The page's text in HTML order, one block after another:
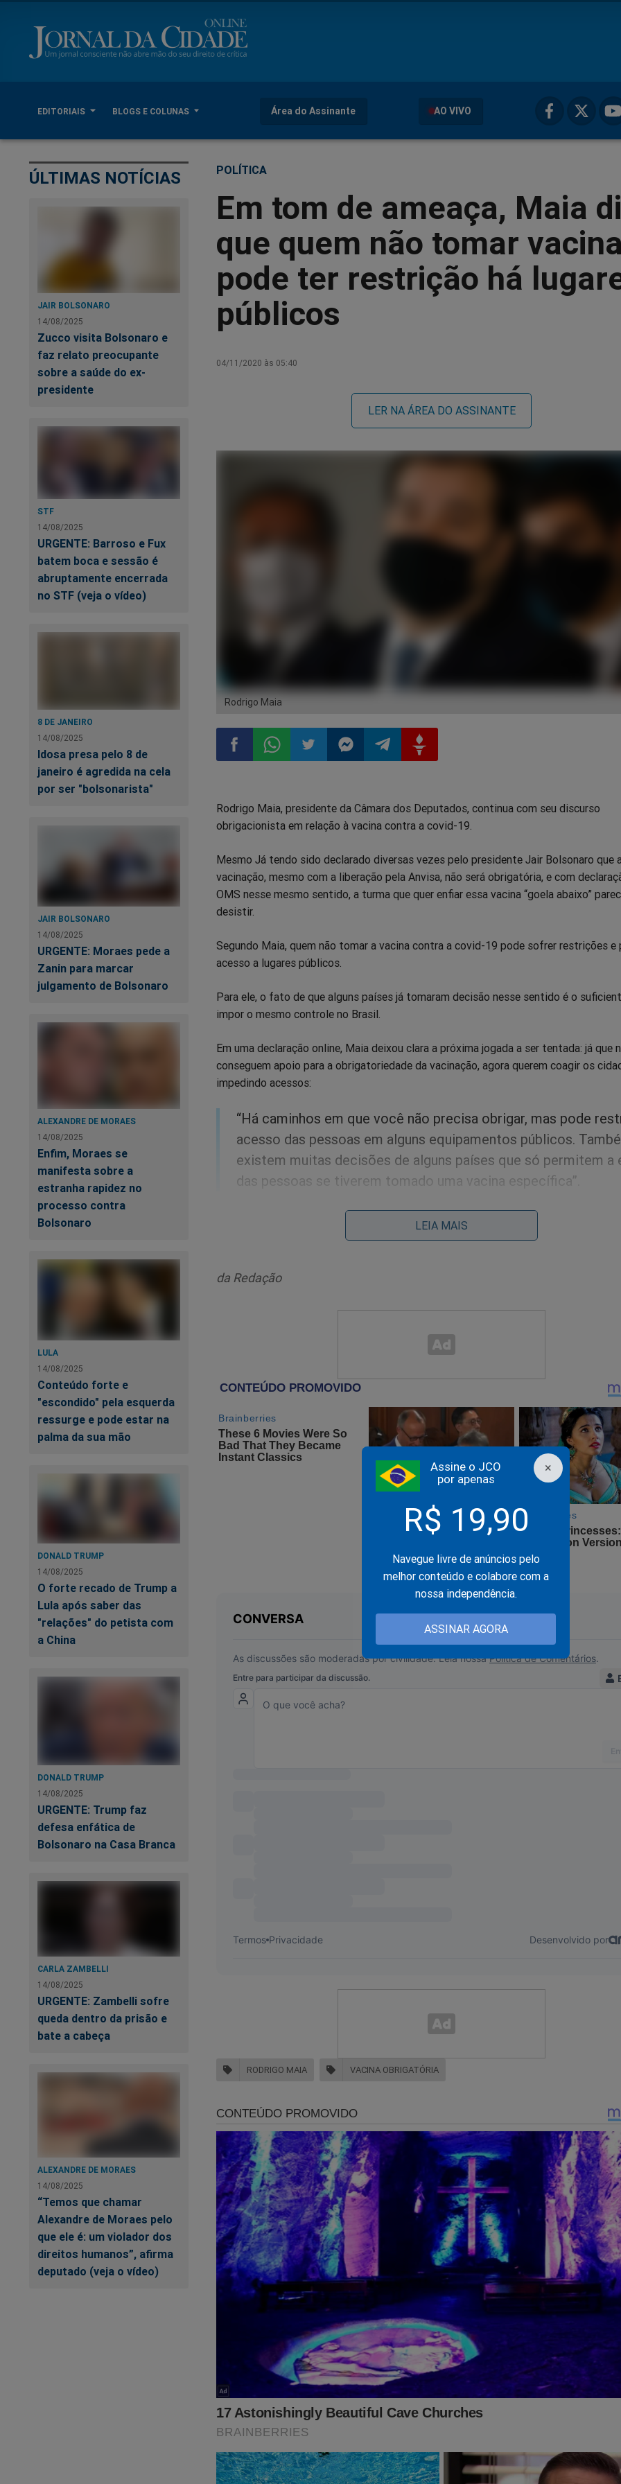
EDITORIAIS BLOGS E COLUNAS Área do Assinante AO VIVO
×
Assine o JCO
por apenas
R$ 19,90
Navegue livre de anúncios pelo
melhor conteúdo e colabore com a
nossa independência.
ASSINAR AGORA
ÚLTIMAS NOTÍCIAS
JAIR BOLSONARO
14/08/2025
Zucco visita Bolsonaro e
faz relato preocupante
sobre a saúde do ex-
presidente
STF
14/08/2025
URGENTE: Barroso e Fux
batem boca e sessão é
abruptamente encerrada
no STF (veja o vídeo)
8 DE JANEIRO
14/08/2025
Idosa presa pelo 8 de
janeiro é agredida na cela
por ser "bolsonarista"
JAIR BOLSONARO
14/08/2025
URGENTE: Moraes pede a
Zanin para marcar
julgamento de Bolsonaro
ALEXANDRE DE MORAES
14/08/2025
Enfim, Moraes se
manifesta sobre a
estranha rapidez no
processo contra
Bolsonaro
LULA
14/08/2025
Conteúdo forte e
"escondido" pela esquerda
ressurge e pode estar na
palma da sua mão
DONALD TRUMP
14/08/2025
O forte recado de Trump a
Lula após saber das
"relações" do petista com
a China
DONALD TRUMP
14/08/2025
URGENTE: Trump faz
defesa enfática de
Bolsonaro na Casa Branca
CARLA ZAMBELLI
14/08/2025
URGENTE: Zambelli sofre
queda dentro da prisão e
bate a cabeça
ALEXANDRE DE MORAES
14/08/2025
“Temos que chamar
Alexandre de Moraes pelo
que ele é: um violador dos
direitos humanos”, afirma
deputado (veja o vídeo)
POLÍTICA
Em tom de ameaça, Maia
que quem não tomar
pode ter restrição há
públicos
04/11/2020 às 05:40
LER NA ÁREA DO ASSINANTE
Rodrigo Maia
no
no
no
no
no
no
Rodrigo Maia, presidente da Câmara dos Deputados, continua com seu discurso
obrigacionista em relação à vacina contra a covid-19.
Mesmo Já tendo sido declarado diversas vezes pelo presidente Jair Bolsonaro que
vacinação, mesmo com a liberação pela Anvisa, não será obrigatória, e com
OMS nesse mesmo sentido, a turma que quer enfiar essa vacina “goela abaixo”
desistir.
Segundo Maia, quem não tomar a vacina contra a covid-19 pode sofrer restrições e
acesso a lugares públicos.
Para ele, o fato de que alguns países já tomaram decisão nesse sentido é o
impor o mesmo controle no Brasil.
Em uma declaração online, Maia deixou clara a próxima jogada a ser tentada: já que
conseguem apoio para a obrigatoriedade da vacinação, agora querem coagir os
impedindo acessos:
“Há caminhos em que você não precisa obrigar, mas pode
acesso das pessoas em alguns equipamentos públicos.
existem muitas decisões de alguns países que só permitem a
das pessoas se tiverem tomado uma vacina específica”.
Felizmente, está próximo o momento de Maia deixar a presidência da Câmara e
A Constituinte da pandemia
Você se incomoda com as publicidades no site?
Você quer ajudar o Jornal da Cidade Online?
Então, faça a sua assinatura do JCO e navegue no site sem nenhuma publicidade.
Por apenas R$ 9,99 mensais, você ainda terá acesso a todo o conteúdo da Revista
Verdade.
É simples. É fácil. É rápido... Só depende de você!
LEIA MAIS
da Redação
RODRIGO MAIA VACINA OBRIGATÓRIA